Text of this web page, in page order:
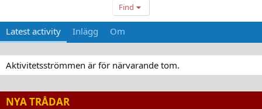
Find
Latest activity Inlägg Om
Aktivitetsströmmen är för närvarande tom.
NYA TRÅDAR